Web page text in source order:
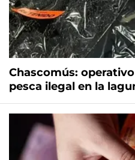
Chascomús:
pesca ilegal en la